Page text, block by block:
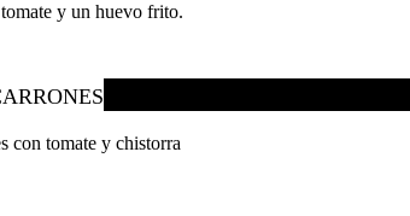
y un huevo frito.
con tomate y chistorra